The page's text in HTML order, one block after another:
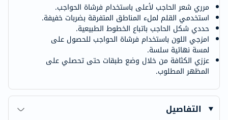
مرري شعر الحاجب لأعلى باستخدام فرشاة الحواجب.
استخدمي القلم لملء المناطق المتفرقة بضربات خفيفة.
حددي شكل الحاجب باتباع الخطوط الطبيعية.
امزجي اللون باستخدام فرشاة الحواجب للحصول على
لمسة نهائية سلسة.
عززي الكثافة من خلال وضع طبقات حتى تحصلي على
المظهر المطلوب.
التفاصيل